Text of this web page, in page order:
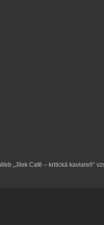
„Jílek Café – kritická kaviareň“